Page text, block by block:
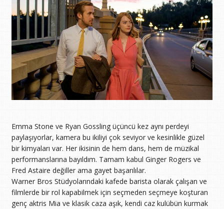
Emma Stone ve Ryan Gossling üçüncü kez aynı perdeyi
paylaşıyorlar, kamera bu ikiliyi çok seviyor ve kesinlikle güzel
bir kimyaları var. Her ikisinin de hem dans, hem de müzikal
performanslarına bayıldım. Tamam kabul Ginger Rogers ve
Fred Astaire değiller ama gayet başarılılar.
Warner Bros Stüdyolarındaki kafede barista olarak çalışan ve
filmlerde bir rol kapabilmek için seçmeden seçmeye koşturan
genç aktris Mia ve klasik caza aşık, kendi caz kulübün kurmak